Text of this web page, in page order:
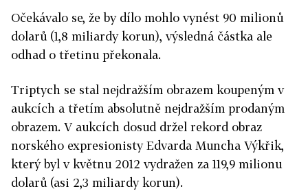
Očekávalo se, že by dílo mohlo vynést 90 milionů
dolarů (1,8 miliardy korun), výsledná částka ale
odhad o třetinu překonala.
Triptych se stal nejdražším obrazem koupeným v
aukcích a třetím absolutně nejdražším prodaným
obrazem. V aukcích dosud držel rekord obraz
norského expresionisty Edvarda Muncha Výkřik,
který byl v květnu 2012 vydražen za 119,9 milionu
dolarů (asi 2,3 miliardy korun).